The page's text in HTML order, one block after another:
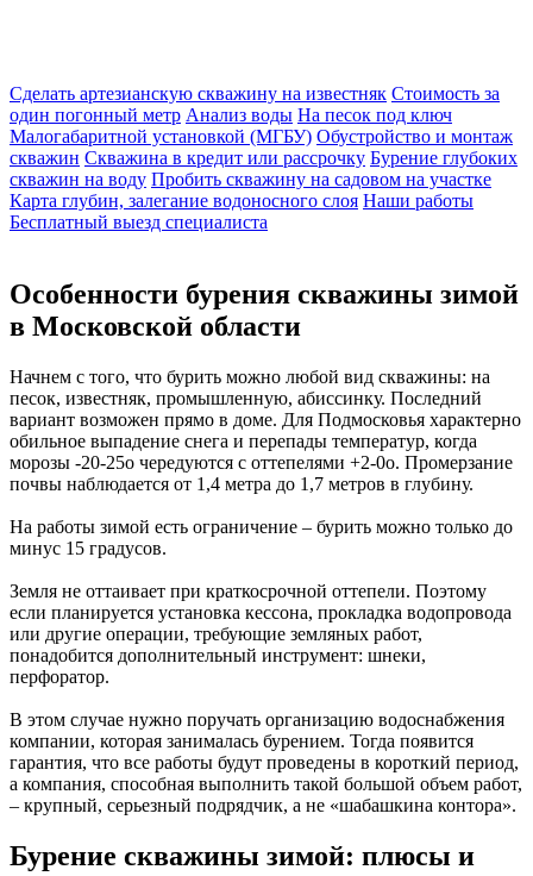
Сделать артезианскую скважину на известняк Стоимость за
один погонный метр Анализ воды На песок под ключ
Малогабаритной установкой (МГБУ) Обустройство и монтаж
скважин Скважина в кредит или рассрочку Бурение глубоких
скважин на воду Пробить скважину на садовом на участке
Карта глубин, залегание водоносного слоя Наши работы
Бесплатный выезд специалиста
Особенности бурения скважины зимой
в Московской области
Начнем с того, что бурить можно любой вид скважины: на
песок, известняк, промышленную, абиссинку. Последний
вариант возможен прямо в доме. Для Подмосковья характерно
обильное выпадение снега и перепады температур, когда
морозы -20-25о чередуются с оттепелями +2-0о. Промерзание
почвы наблюдается от 1,4 метра до 1,7 метров в глубину.
На работы зимой есть ограничение – бурить можно только до
минус 15 градусов.
Земля не оттаивает при краткосрочной оттепели. Поэтому
если планируется установка кессона, прокладка водопровода
или другие операции, требующие земляных работ,
понадобится дополнительный инструмент: шнеки,
перфоратор.
В этом случае нужно поручать организацию водоснабжения
компании, которая занималась бурением. Тогда появится
гарантия, что все работы будут проведены в короткий период,
а компания, способная выполнить такой большой объем работ,
– крупный, серьезный подрядчик, а не «шабашкина контора».
Бурение скважины зимой: плюсы и